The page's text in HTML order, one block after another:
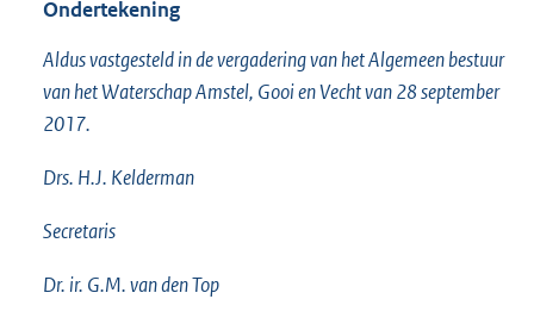
Ondertekening
Aldus vastgesteld in de vergadering van het Algemeen bestuur
van het Waterschap Amstel, Gooi en Vecht van 28 september
2017.
Drs. H.J. Kelderman
Secretaris
Dr. ir. G.M. van den Top